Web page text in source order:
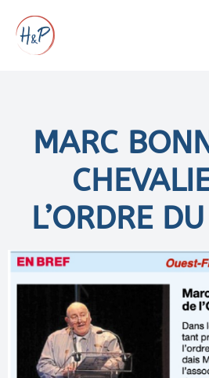
MARC
L’ORDRE